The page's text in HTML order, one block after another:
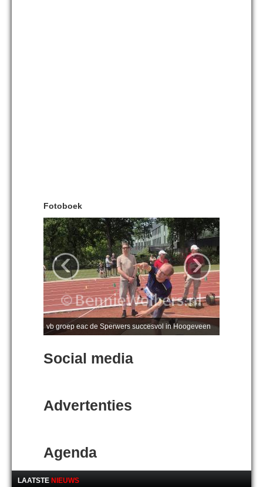
Fotoboek
vb groep eac de Sperwers succesvol in Hoogeveen
‹ ›
Social media
Advertenties
Agenda
LAATSTE NIEUWS